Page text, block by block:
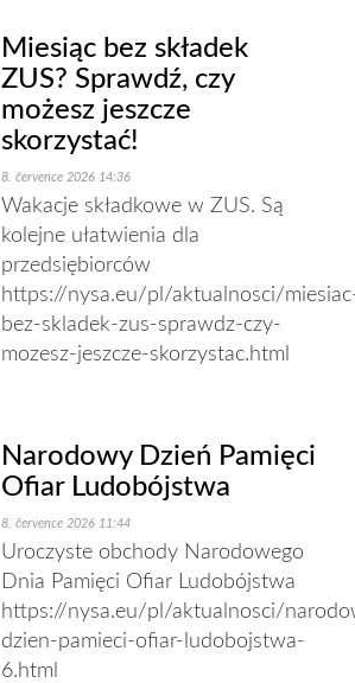
Miesiąc bez składek
ZUS? Sprawdź, czy
możesz jeszcze
skorzystać!
8. července 2026 14:36
Wakacje składkowe w ZUS. Są
kolejne ułatwienia dla
przedsiębiorców
https://nysa.eu/pl/aktualnosci/
bez-skladek-zus-sprawdz-czy-
mozesz-jeszcze-skorzystac.html
Narodowy Dzień Pamięci
Ofiar Ludobójstwa
8. července 2026 11:44
Uroczyste obchody Narodowego
Dnia Pamięci Ofiar Ludobójstwa
https://nysa.eu/pl/aktualnosci/
dzien-pamieci-ofiar-ludobojstwa-
6.html